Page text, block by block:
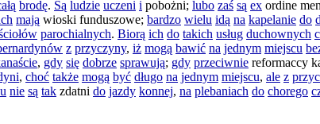
brodę. Są ludzie uczeni i pobożni; lubo zaś są ex ordine
mają wioski funduszowe; bardzo wielu idą na kapelanie do
parochialnych. Biorą ich do takich usług duchownych
z przyczyny, iż mogą bawić na jednym miejscu
, gdy się dobrze sprawują; gdy przeciwnie reformaccy
, choć także mogą być długo na jednym miejscu, ale z
nie są tak zdatni do jazdy konnej, na plebaniach do chorego